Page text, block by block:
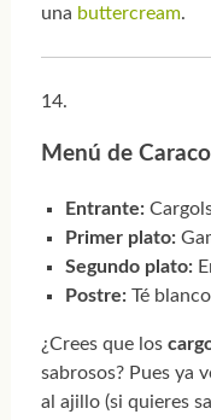
una buttercream.
Menú de
Entrante:
Primer plato:
Segundo plato:
Postre: Té blanco
¿Crees que los
sabrosos? Pues ya
al ajillo (si quieres